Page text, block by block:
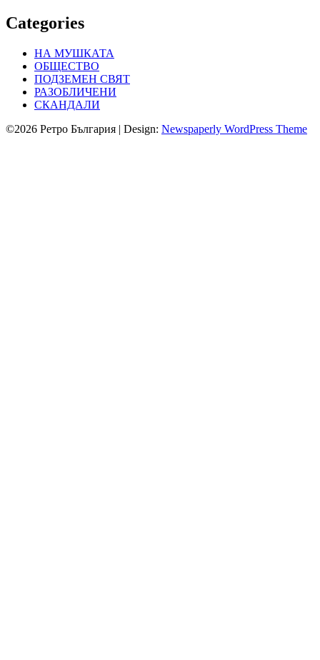
Categories
НА МУШКАТА
ОБЩЕСТВО
ПОДЗЕМЕН СВЯТ
РАЗОБЛИЧЕНИ
СКАНДАЛИ
©2026 Ретро България | Design: Newspaperly WordPress Theme